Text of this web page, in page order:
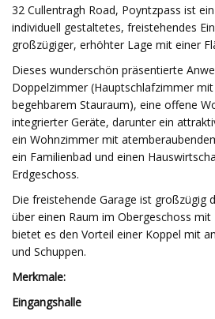
32 Cullentragh Road, Poyntzpass ist
individuell gestaltetes, freistehendes
großzügiger, erhöhter Lage mit einer
Dieses wunderschön präsentierte
Doppelzimmer (Hauptschlafzimmer
begehbarem Stauraum), eine offene
integrierter Geräte, darunter ein
ein Wohnzimmer mit
ein Familienbad und einen
Erdgeschoss.
Die freistehende Garage ist großzügig
über einen Raum im Obergeschoss mit
bietet es den Vorteil einer Koppel mit
und Schuppen.
Merkmale:
Eingangshalle